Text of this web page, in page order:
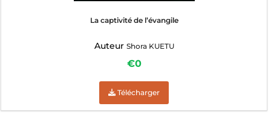
La captivité de l’évangile
Auteur Shora KUETU
€0
Télécharger